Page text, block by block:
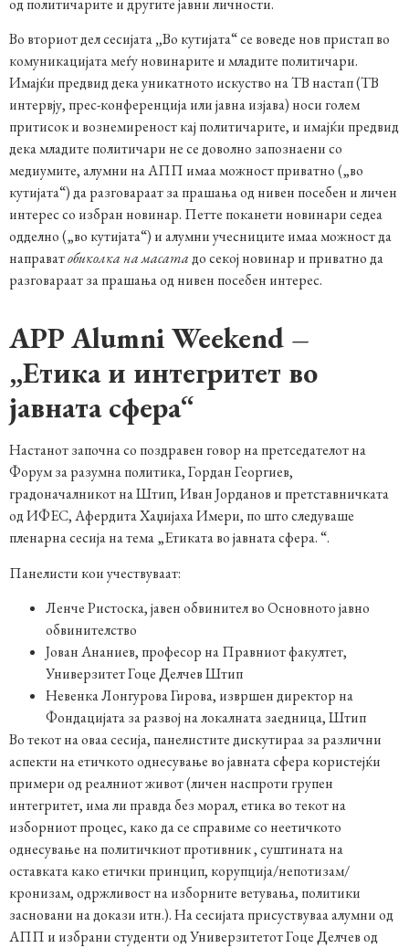
од политичарите и другите јавни личности.
Во вториот дел сесијата„Во кутијата“ се воведе нов пристап во
комуникацијата меѓу новинарите и младите политичари.
Имајќи предвид дека уникатното искуство на ТВ настап (ТВ
интервју, прес-конференција или јавна изјава) носи голем
притисок и вознемиреност кај политичарите, и имајќи предвид
дека младите политичари не се доволно запознаени со
медиумите, алумни на АПП имаа можност приватно („во
кутијата“) да разговараат за прашања од нивен посебен и личен
интерес со избран новинар. Петте поканети новинари седеа
одделно („во кутијата“) и алумни учесниците имаа можност да
направатобиколка на масатадо секој новинар и приватно да
разговараат за прашања од нивен посебен интерес.
APPAlumni Weekend –
„Етика и интегритет во
јавната сфера“
Настанот започна со поздравен говор на претседателот на
Форум за разумна политика, Гордан Георгиев,
градоначалникот на Штип, Иван Јорданов и претставничката
од ИФЕС, Афердита Хаџијаха Имери, по што следуваше
пленарна сесија на тема „Етиката во јавната сфера. “.
Панелисти кои учествуваат:
Ленче Ристоска, јавен обвинител во Основното јавно
обвинителство
Јован Ананиев, професор на Правниот факултет,
Универзитет Гоце Делчев Штип
Невенка Лонгурова Гирова, извршен директор на
Фондацијата за развој на локалната заедница, Штип
Во текот на оваа сесија, панелистите дискутираа за различни
аспекти на етичкото однесување во јавната сфера користејќи
примери од реалниот живот (личен наспроти групен
интегритет, има ли правда без морал, етика во текот на
изборниот процес, како да се справиме со неетичкото
однесување на политичкиот противник , суштината на
оставката како етички принцип, корупција/непотизам/
кронизам, одржливост на изборните ветувања, политики
засновани на докази итн.). На сесијата присуствуваа алумни од
АПП и избрани студенти од Универзитетот Гоце Делчев од